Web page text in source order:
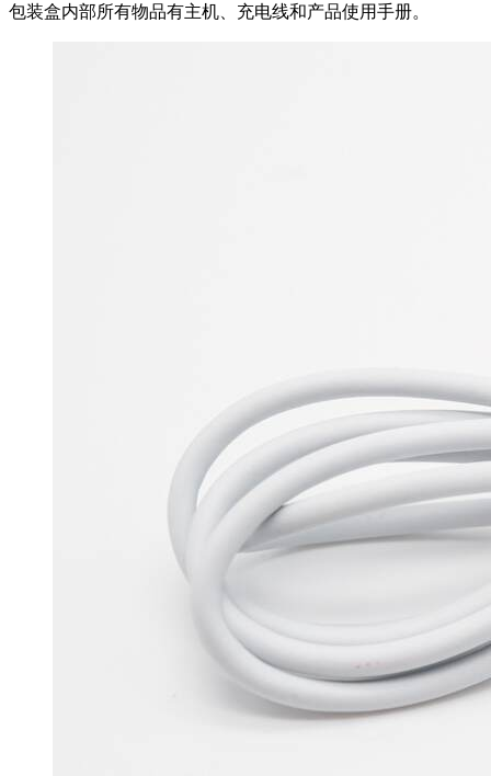
包装盒内部所有物品有主机、充电线和产品使用手册。